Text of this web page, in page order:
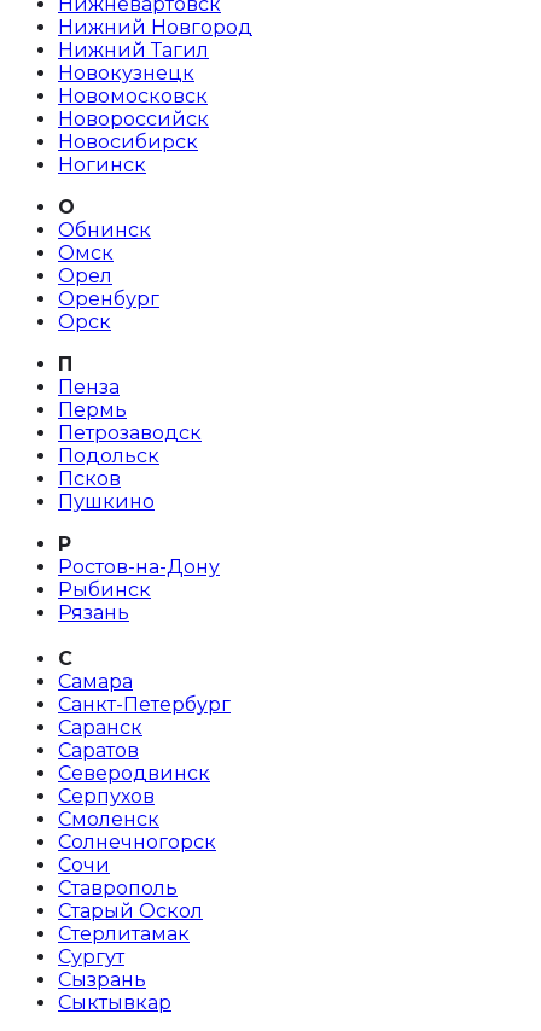
Нижний Новгород
Нижний Тагил
Новокузнецк
Новомосковск
Новороссийск
Новосибирск
Ногинск
О
Обнинск
Омск
Орел
Оренбург
Орск
П
Пенза
Пермь
Петрозаводск
Подольск
Псков
Пушкино
Р
Ростов-на-Дону
Рыбинск
Рязань
С
Самара
Санкт-Петербург
Саранск
Саратов
Северодвинск
Серпухов
Смоленск
Солнечногорск
Сочи
Ставрополь
Старый Оскол
Стерлитамак
Сургут
Сызрань
Сыктывкар